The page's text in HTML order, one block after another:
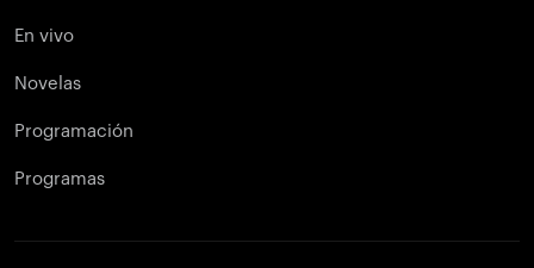
En vivo
Novelas
Programación
Programas